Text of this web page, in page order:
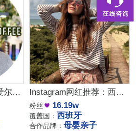
YouTube网红推荐：爱尔兰咖啡设备测评博主 Instagram网红推荐：西班牙母婴亲子家庭博主，出海品牌合作推荐
粉丝 16.19w
覆盖国： 西班牙
合作品牌：母婴亲子